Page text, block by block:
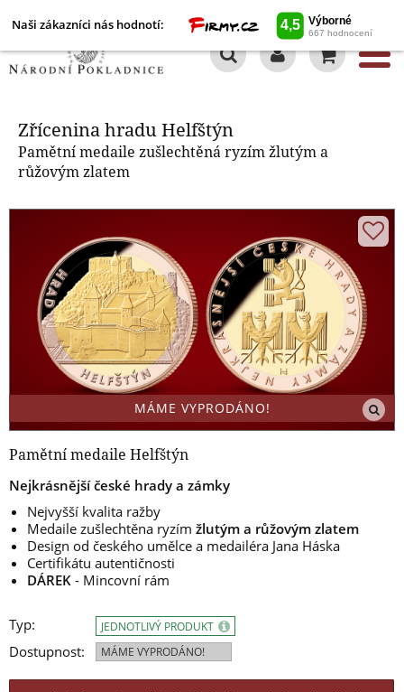
Naši zákazníci nás hodnotí:
Zřícenina hradu Helfštýn
Pamětní medaile zušlechtěná ryzím žlutým a
růžovým zlatem
MÁME VYPRODÁNO!
Pamětní medaile Helfštýn
Nejkrásnější české hrady a zámky
Nejvyšší kvalita ražby
Medaile zušlechtěna ryzím žlutým a růžovým zlatem
Design od českého umělce a medailéra Jana Háska
Certifikátu autentičnosti
DÁREK - Mincovní rám
Typ:
Dostupnost:
JEDNOTLIVÝ PRODUKT
MÁME VYPRODÁNO!
Zřícenina hradu Helfštýn